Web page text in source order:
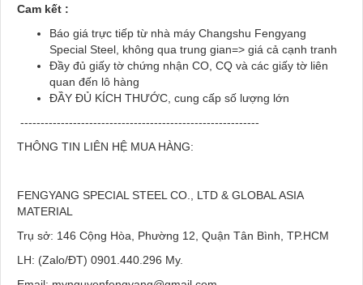
Cam kết :
Báo giá trực tiếp từ nhà máy Changshu Fengyang
Special Steel, không qua trung gian=> giá cả cạnh tranh
Đầy đủ giấy tờ chứng nhận CO, CQ và các giấy tờ liên
quan đến lô hàng
ĐẦY ĐỦ KÍCH THƯỚC, cung cấp số lượng lớn
-----------------------------------------------------------
THÔNG TIN LIÊN HỆ MUA HÀNG:
FENGYANG SPECIAL STEEL CO., LTD & GLOBAL ASIA
MATERIAL
Trụ sở: 146 Cộng Hòa, Phường 12, Quận Tân Bình, TP.HCM
LH: (Zalo/ĐT) 0901.440.296 My.